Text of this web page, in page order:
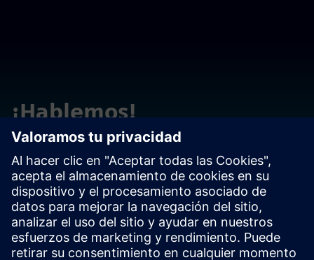
¡Hablemos!
Póngase en contacto con nosotros si tiene preguntas o
comentarios. ¡Estamos aquí para ayudar!
Contact us